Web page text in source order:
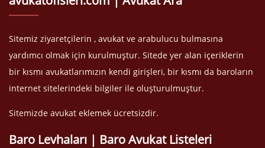
Sitemiz ziyaretçilerin , avukat ve arabulucu bulmasına
yardımcı olmak için kurulmuştur. Sitede yer alan içeriklerin
bir kısmı avukatlarımızın kendi girişleri, bir kısmı da baroların
internet sitelerindeki bilgiler ile oluşturulmuştur.
Sitemizde avukat eklemek ücretsizdir.
Baro Levhaları | Baro Avukat Listeleri